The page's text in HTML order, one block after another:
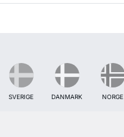
SVERIGE DANMARK NORGE